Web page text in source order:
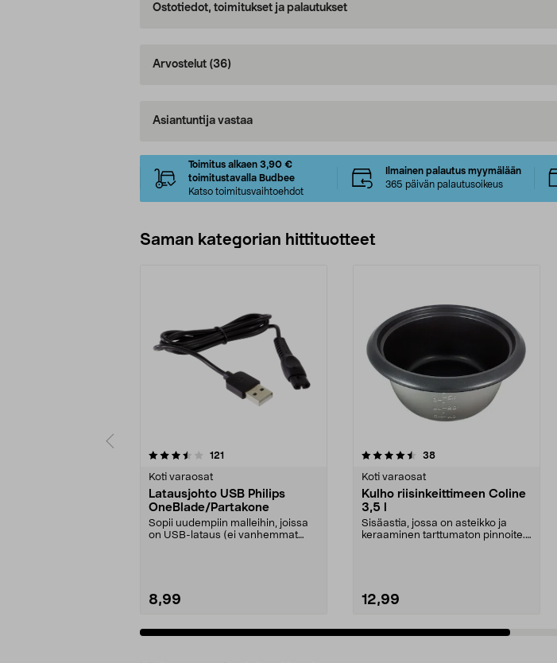
Ostotiedot, toimitukset ja palautukset
Arvostelut (36)
Asiantuntija vastaa
Toimitus alkaen 3,90 €
toimitustavalla Budbee
Katso toimitusvaihtoehdot
Ilmainen palautus myymälään
365 päivän palautusoikeus
Saman kategorian hittituotteet
121
Koti varaosat
Latausjohto USB Philips
OneBlade/Partakone
Sopii uudempiin malleihin, joissa
on USB-lataus (ei vanhemmat
8,99
4.5 viidestä
38arvostelut
Koti varaosat
Kulho riisinkeittimeen Coline
3,5 l
Sisäastia, jossa on asteikko ja
keraaminen tarttumaton pinnoite.
12,99
4.5 viidestä